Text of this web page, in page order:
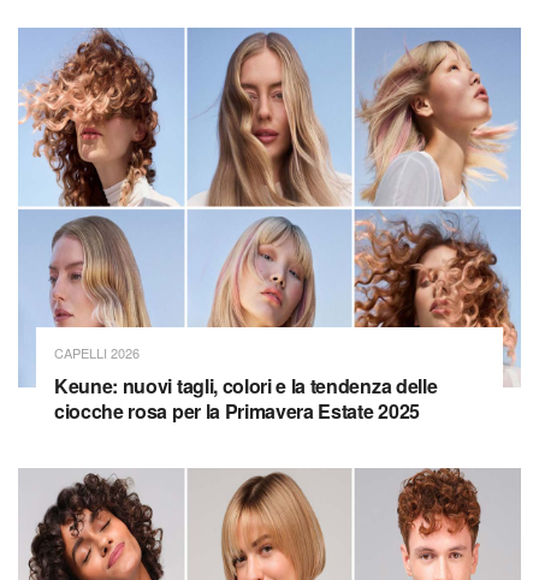
CAPELLI 2026
Keune: nuovi tagli, colori e la tendenza delle
ciocche rosa per la Primavera Estate 2025